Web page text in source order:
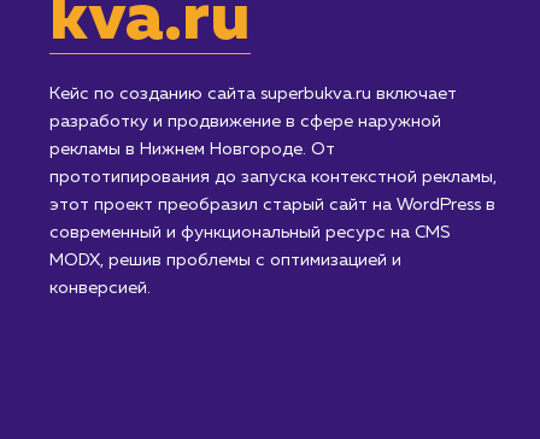
kva.ru
Кейс по созданию сайта superbukva.ru включает
разработку и продвижение в сфере наружной
рекламы в Нижнем Новгороде. От
прототипирования до запуска контекстной
этот проект преобразил старый сайт на WordPress
современный и функциональный ресурс на CMS